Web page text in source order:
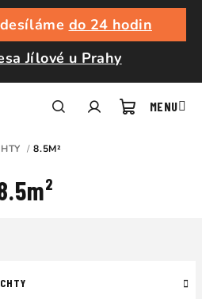
do 24 hodin
Jílové u Prahy
/ 8.5M²